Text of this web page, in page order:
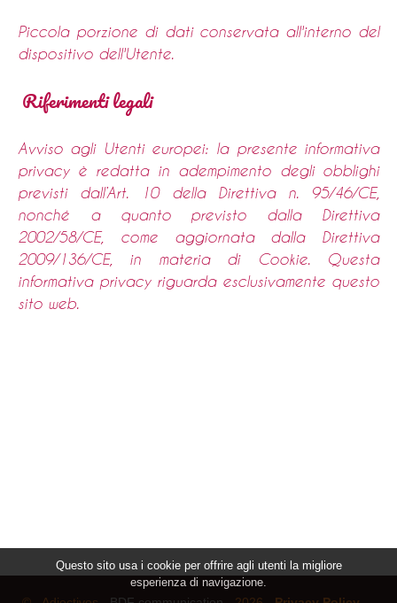
Piccola porzione di dati conservata all'interno del
dispositivo dell'Utente.
Riferimenti legali
Avviso agli Utenti europei: la presente informativa
privacy è redatta in adempimento degli obblighi
previsti dall’Art. 10 della Direttiva n. 95/46/CE,
nonché a quanto previsto dalla Direttiva
2002/58/CE, come aggiornata dalla Direttiva
2009/136/CE, in materia di Cookie. Questa
informativa privacy riguarda esclusivamente questo
sito web.
Questo sito usa i cookie per offrire agli utenti la migliore
esperienza di navigazione.